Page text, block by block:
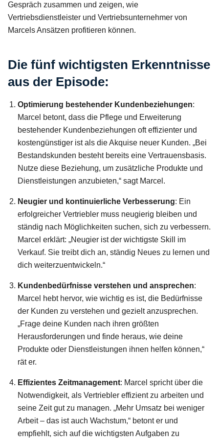
Gespräch zusammen und zeigen, wie
Vertriebsdienstleister und Vertriebsunternehmer von
Marcels Ansätzen profitieren können.
Die fünf wichtigsten Erkenntnisse
aus der Episode:
Optimierung bestehender Kundenbeziehungen:
Marcel betont, dass die Pflege und Erweiterung
bestehender Kundenbeziehungen oft effizienter und
kostengünstiger ist als die Akquise neuer Kunden. „Bei
Bestandskunden besteht bereits eine Vertrauensbasis.
Nutze diese Beziehung, um zusätzliche Produkte und
Dienstleistungen anzubieten,“ sagt Marcel.
Neugier und kontinuierliche Verbesserung: Ein
erfolgreicher Vertriebler muss neugierig bleiben und
ständig nach Möglichkeiten suchen, sich zu verbessern.
Marcel erklärt: „Neugier ist der wichtigste Skill im
Verkauf. Sie treibt dich an, ständig Neues zu lernen und
dich weiterzuentwickeln.“
Kundenbedürfnisse verstehen und ansprechen:
Marcel hebt hervor, wie wichtig es ist, die Bedürfnisse
der Kunden zu verstehen und gezielt anzusprechen.
„Frage deine Kunden nach ihren größten
Herausforderungen und finde heraus, wie deine
Produkte oder Dienstleistungen ihnen helfen können,“
rät er.
Effizientes Zeitmanagement: Marcel spricht über die
Notwendigkeit, als Vertriebler effizient zu arbeiten und
seine Zeit gut zu managen. „Mehr Umsatz bei weniger
Arbeit – das ist auch Wachstum,“ betont er und
empfiehlt, sich auf die wichtigsten Aufgaben zu